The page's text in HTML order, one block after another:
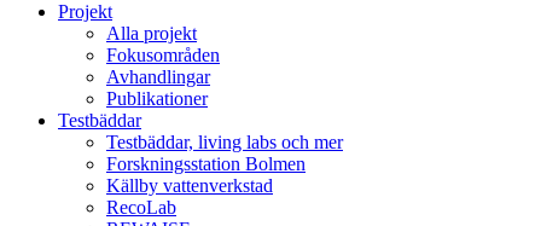
Projekt
Alla projekt
Fokusområden
Avhandlingar
Publikationer
Testbäddar
Testbäddar, living labs och mer
Forskningsstation Bolmen
Källby vattenverkstad
RecoLab